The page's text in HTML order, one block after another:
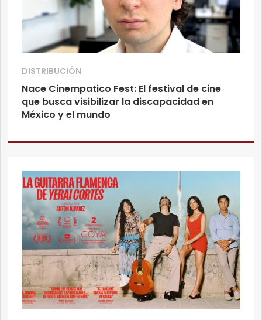
DISTRIBUCIÓN
Nace Cinempatico Fest: El festival de cine
que busca visibilizar la discapacidad en
México y el mundo